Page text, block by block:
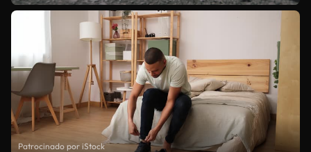
Patrocinado por iStock